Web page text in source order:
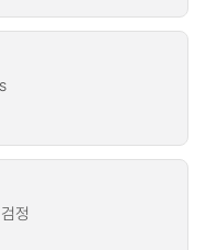
정